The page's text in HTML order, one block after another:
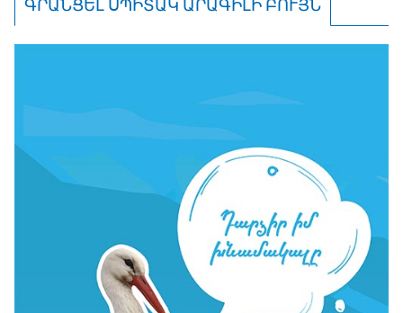
ԳՐԱՆՑԵԼ ՍՊԻՏԱԿ ԱՐԱԳԻԼԻ ԲՈՒՅՆ